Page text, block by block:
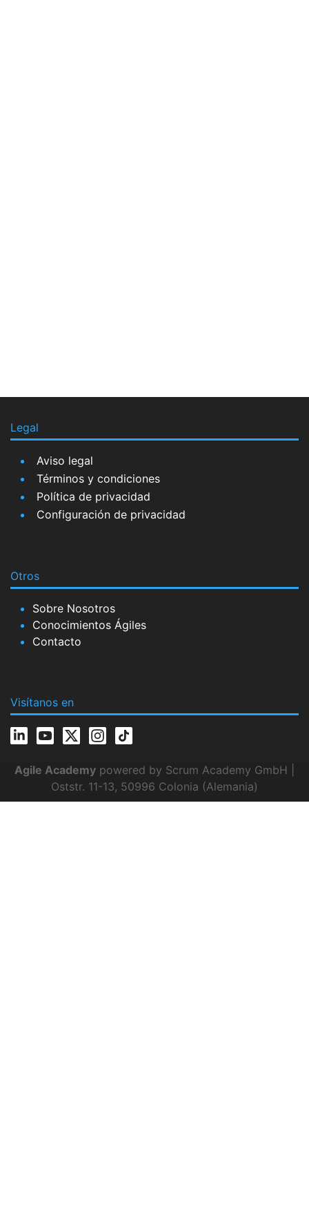
Legal
Aviso legal
Términos y condiciones
Política de privacidad
Configuración de privacidad
Otros
Sobre Nosotros
Conocimientos Ágiles
Contacto
Visítanos en
Agile Academy powered by Scrum Academy GmbH |
Oststr. 11-13, 50996 Colonia (Alemania)